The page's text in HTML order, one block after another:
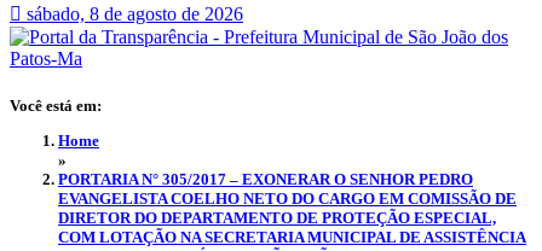
sábado, 8 de agosto de 2026
Você está em:
Home
»
PORTARIA N° 305/2017 – EXONERAR O SENHOR PEDRO
EVANGELISTA COELHO NETO DO CARGO EM COMISSÃO DE
DIRETOR DO DEPARTAMENTO DE PROTEÇÃO ESPECIAL,
COM LOTAÇÃO NA SECRETARIA MUNICIPAL DE ASSISTÊNCIA